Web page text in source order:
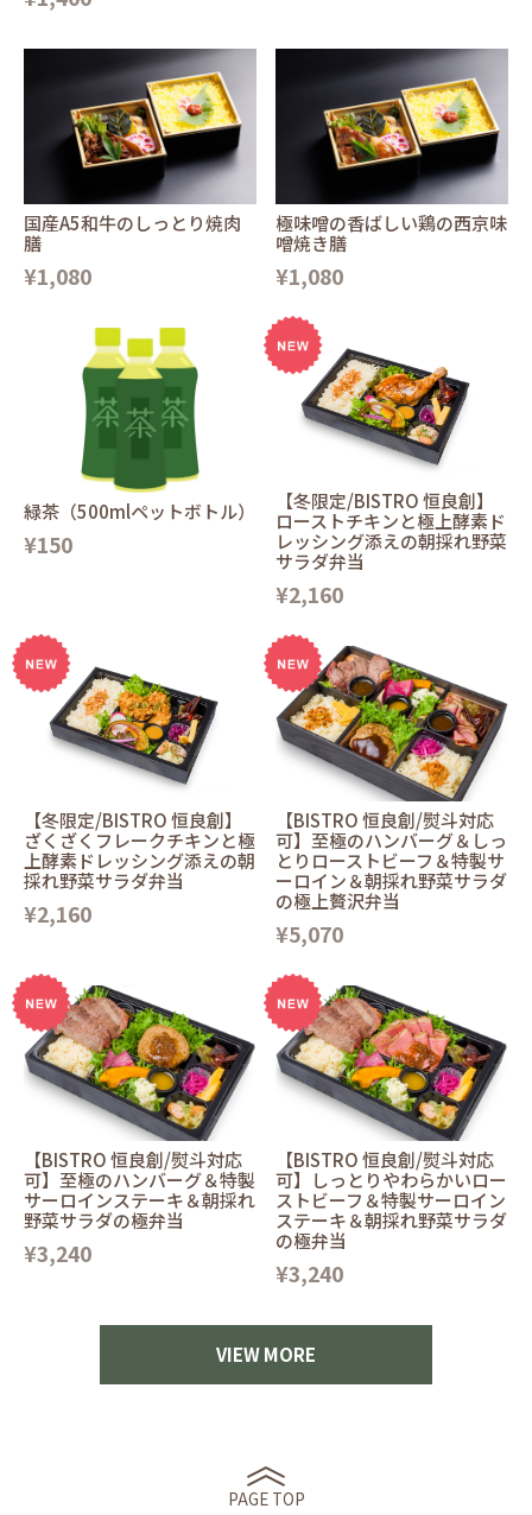
国産A5和牛のしっとり焼肉
膳
¥1,080
極味噌の香ばしい鶏の西京味
噌焼き膳
¥1,080
緑茶（500mlペットボトル）
¥150
【冬限定/BISTRO 恒良創】
ローストチキンと極上酵素ド
レッシング添えの朝採れ野菜
サラダ弁当
¥2,160
【冬限定/BISTRO 恒良創】
ざくざくフレークチキンと極
上酵素ドレッシング添えの朝
採れ野菜サラダ弁当
¥2,160
【BISTRO 恒良創/熨斗対応
可】至極のハンバーグ＆しっ
とりローストビーフ＆特製サ
ーロイン＆朝採れ野菜サラダ
の極上贅沢弁当
¥5,070
【BISTRO 恒良創/熨斗対応
可】至極のハンバーグ＆特製
サーロインステーキ＆朝採れ
野菜サラダの極弁当
¥3,240
【BISTRO 恒良創/熨斗対応
可】しっとりやわらかいロー
ストビーフ＆特製サーロイン
ステーキ＆朝採れ野菜サラダ
の極弁当
¥3,240
VIEW MORE
PAGE TOP